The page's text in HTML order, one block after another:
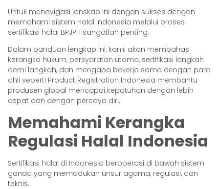
Untuk menavigasi lanskap ini dengan sukses dengan
memahami sistem Halal Indonesia melalui proses
sertifikasi halal BPJPH sangatlah penting.
Dalam panduan lengkap ini, kami akan membahas
kerangka hukum, persyaratan utama, sertifikasi langkah
demi langkah, dan mengapa bekerja sama dengan para
ahli seperti Product Registration Indonesia membantu
produsen global mencapai kepatuhan dengan lebih
cepat dan dengan percaya diri.
Memahami Kerangka
Regulasi Halal Indonesia
Sertifikasi halal di Indonesia beroperasi di bawah sistem
ganda yang memadukan unsur agama, regulasi, dan
teknis.